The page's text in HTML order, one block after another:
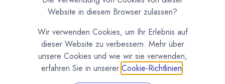
Website in diesem Browser zulassen?
Wir verwenden Cookies, um Ihr Erlebnis auf
dieser Website zu verbessern. Mehr über
unsere Cookies und wie wir sie verwenden,
erfahren Sie in unserer Cookie-Richtlinien